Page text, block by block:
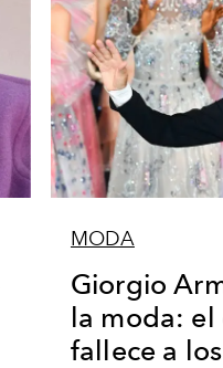
MODA
Giorgio
la moda:
fallece a